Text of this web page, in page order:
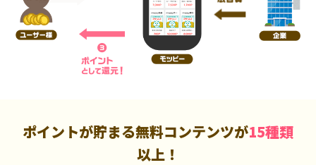
ポイントが貯まる無料コンテンツが15種類
以上！